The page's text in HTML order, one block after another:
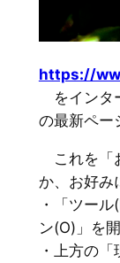
https://
をインタ
の最新ペー
これを「
か、お好み
・「ツー
ン(O)」を開
・上方の